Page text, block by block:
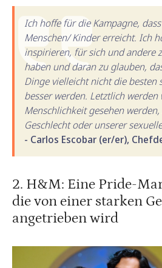
Ich hoffe für die Kampagne,
Menschen/ Kinder erreicht. Ich
inspirieren, für sich und andere
haben und daran zu glauben,
Dinge vielleicht nicht die besten
besser werden. Letztlich
Menschlichkeit gesehen
Geschlecht oder unserer
- Carlos Escobar (er/er),
2. H&M: Eine Pride-
die von einer starken
angetrieben wird